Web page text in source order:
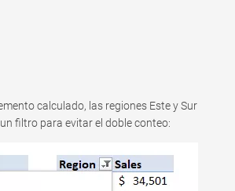
calculado, las regiones Este y Sur
filtro para evitar el doble conteo: